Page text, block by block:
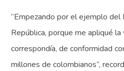
“Empezando por el ejemplo
República, porque me apliqué la
correspondía, de conformidad
millones de colombianos”,